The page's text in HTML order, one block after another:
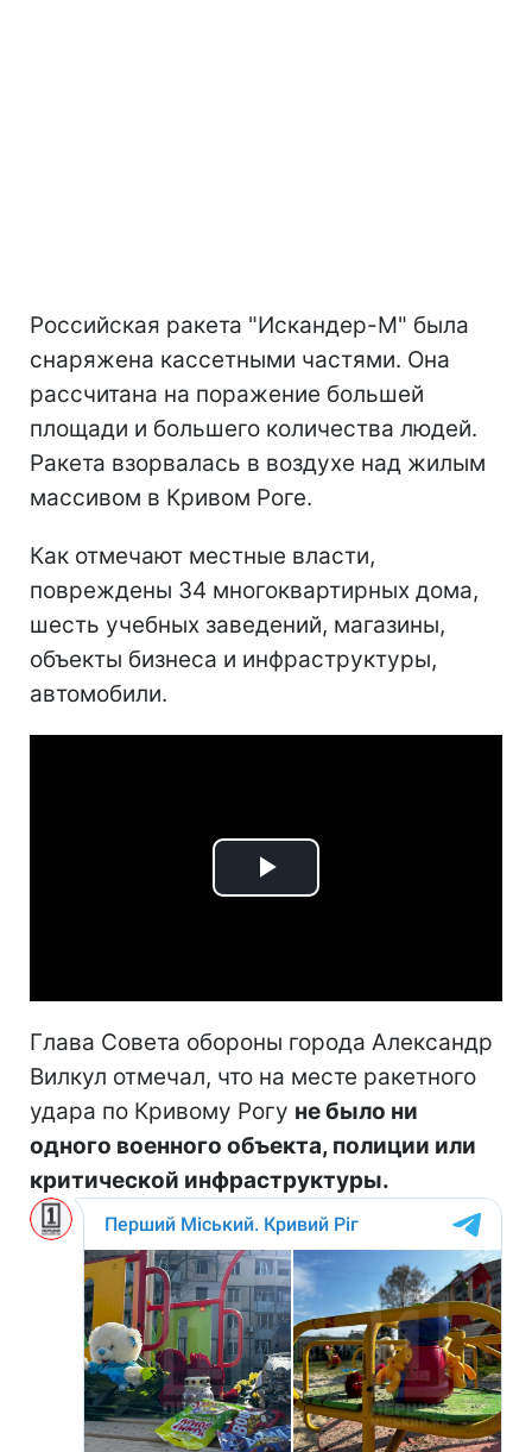
Российская ракета "Искандер-М" была
снаряжена кассетными частями. Она
рассчитана на поражение большей
площади и большего количества людей.
Ракета взорвалась в воздухе над жилым
массивом в Кривом Роге.
Как отмечают местные власти,
повреждены 34 многоквартирных дома,
шесть учебных заведений, магазины,
объекты бизнеса и инфраструктуры,
автомобили.
Play
Глава Совета обороны города Александр
Вилкул отмечал, что на месте ракетного
удара по Кривому Рогу не было ни
одного военного объекта, полиции или
критической инфраструктуры.